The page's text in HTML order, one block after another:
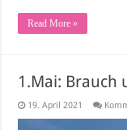
Read More »
1.Mai: Brauch
19. April 2021